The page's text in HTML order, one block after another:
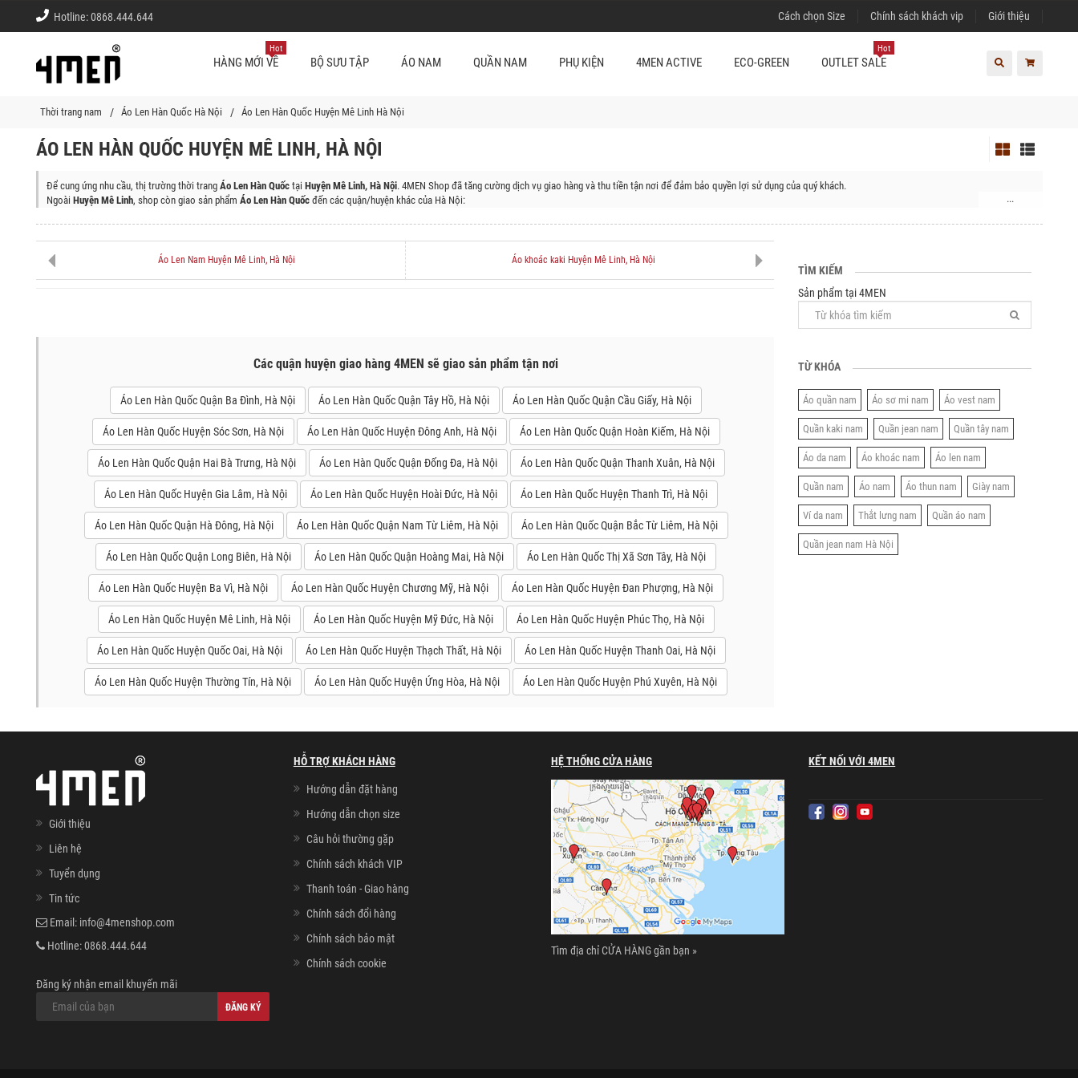
Hotline:0868.444.644 Cách chọn Size Chính sách khách vip Giới thiệu
HÀNG MỚI VỀ
Hot
BỘ SƯU TẬP ÁO NAM QUẦN NAM PHỤ KIỆN 4MEN ACTIVE ECO-GREEN OUTLET SALE
Hot
Thời trang nam Áo Len Hàn Quốc Hà Nội Áo Len Hàn Quốc Huyện Mê Linh Hà Nội
ÁO LEN HÀN QUỐC HUYỆN MÊ LINH, HÀ NỘI
Để cung ứng nhu cầu, thị trường thời trang Áo Len Hàn Quốctại Huyện Mê Linh, Hà Nội. 4MEN Shop đã tăng cường dịch vụ giao hàng và thu tiền tận nơi để đảm bảo quyền lợi sử dụng của quý khách.
Ngoài Huyện Mê Linh, shop còn giao sản phẩm Áo Len Hàn Quốcđến các quận/huyện khác của Hà Nội:
Huyện Phú Xuyên
...
Áo Len Nam Huyện Mê Linh, Hà Nội Áo khoác kaki Huyện Mê Linh, Hà Nội
Các quận huyện giao hàng 4MEN sẽ giao sản phẩm tận nơi
Áo Len Hàn Quốc Quận Ba Đình, Hà Nội Áo Len Hàn Quốc Quận Tây Hồ, Hà Nội Áo Len Hàn Quốc Quận Cầu Giấy, Hà Nội
Áo Len Hàn Quốc Huyện Sóc Sơn, Hà Nội Áo Len Hàn Quốc Huyện Đông Anh, Hà Nội Áo Len Hàn Quốc Quận Hoàn Kiếm, Hà Nội
Áo Len Hàn Quốc Quận Hai Bà Trưng, Hà Nội Áo Len Hàn Quốc Quận Đống Đa, Hà Nội Áo Len Hàn Quốc Quận Thanh Xuân, Hà Nội
Áo Len Hàn Quốc Huyện Gia Lâm, Hà Nội Áo Len Hàn Quốc Huyện Hoài Đức, Hà Nội Áo Len Hàn Quốc Huyện Thanh Trì, Hà Nội
Áo Len Hàn Quốc Quận Hà Đông, Hà Nội Áo Len Hàn Quốc Quận Nam Từ Liêm, Hà Nội Áo Len Hàn Quốc Quận Bắc Từ Liêm, Hà Nội
Áo Len Hàn Quốc Quận Long Biên, Hà Nội Áo Len Hàn Quốc Quận Hoàng Mai, Hà Nội Áo Len Hàn Quốc Thị Xã Sơn Tây, Hà Nội
Áo Len Hàn Quốc Huyện Ba Vì, Hà Nội Áo Len Hàn Quốc Huyện Chương Mỹ, Hà Nội Áo Len Hàn Quốc Huyện Đan Phượng, Hà Nội
Áo Len Hàn Quốc Huyện Mê Linh, Hà Nội Áo Len Hàn Quốc Huyện Mỹ Đức, Hà Nội Áo Len Hàn Quốc Huyện Phúc Thọ, Hà Nội
Áo Len Hàn Quốc Huyện Quốc Oai, Hà Nội Áo Len Hàn Quốc Huyện Thạch Thất, Hà Nội Áo Len Hàn Quốc Huyện Thanh Oai, Hà Nội
Áo Len Hàn Quốc Huyện Thường Tín, Hà Nội Áo Len Hàn Quốc Huyện Ứng Hòa, Hà Nội Áo Len Hàn Quốc Huyện Phú Xuyên, Hà Nội
TÌM KIẾM
Sản phẩm tại 4MEN
TỪ KHÓA
Áo quần nam Áo sơ mi nam Áo vest nam
Quần kaki nam Quần jean nam Quần tây nam
Áo da nam Áo khoác nam Áo len nam
Quần nam Áo nam Áo thun nam Giày nam
Ví da nam Thắt lưng nam Quần áo nam
Quần jean nam Hà Nội
Giới thiệu
Liên hệ
Tuyển dụng
Tin tức
Email: info@4menshop.com
Hotline:0868.444.644
Đăng ký nhận email khuyến mãi
ĐĂNG KÝ
HỖ TRỢ KHÁCH HÀNG
Hướng dẫn đặt hàng
Hướng dẫn chọn size
Câu hỏi thường gặp
Chính sách khách VIP
Thanh toán - Giao hàng
Chính sách đổi hàng
Chính sách bảo mật
Chính sách cookie
HỆ THỐNG CỬA HÀNG
Tìm địa chỉ CỬA HÀNG gần bạn »
KẾT NỐI VỚI 4MEN